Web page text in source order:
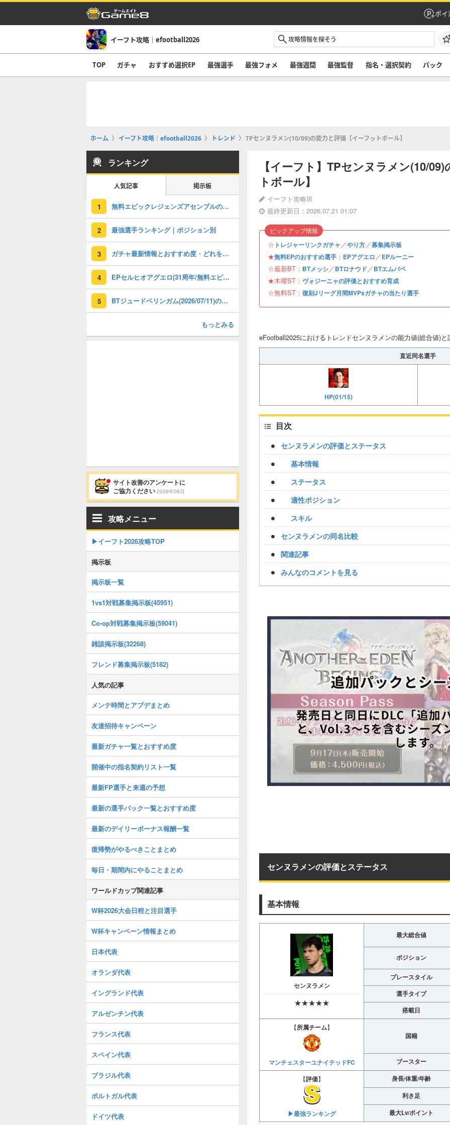
ポイ
イーフト攻略｜efootball2026
TOP ガチャ おすすめ選択EP 最強選手 最強フォメ 最強週間 最強監督 指名・選択契約 パック
ホーム イーフト攻略｜efootball2026 トレンド TPセンヌラメン(10/09)の能力と評価【イーフットボール】
【イーフト】TPセンヌラメン(10/
トボール】
イーフト攻略班
最終更新日：2026.07.21 01:07
☆ トレジャーリンクガチャ／やり方／募集掲示板
★無料EPのおすすめ選手 ： EPアグエロ／EPルーニー
☆最新BT： BTメッシ／BTロナウド／BTエムバペ
★木曜ST： ヴォジーニャの評価とおすすめ育成
☆無料ST： 復刻Jリーグ月間MVPsガチャの当たり選手
ピックアップ情報
eFootball2025におけるトレンドセンヌラメンの能力値(総合値)と
直近同名選手
HP(01/15)
目次
センヌラメンの評価とステータス
基本情報
ステータス
適性ポジション
スキル
センヌラメンの同名比較
関連記事
みんなのコメントを見る
センヌラメンの評価とステータス
基本情報
センヌラメン
★★★★★
最大総合値
ポジション
プレースタイル
選手タイプ
搭載日
【所属チーム】
マンチェスターユナイテッドFC
国籍
ブースター
【評価】
▶︎最強ランキング
身長/体重/年齢
利き足
最大Lv/ポイント
ランキング
人気記事 掲示板
1 無料エピックレジェンズアセンブルのおすすめ選択(当たり)選手ランキングと引き方
2 最強選手ランキング｜ポジション別
3 ガチャ最新情報とおすすめ度・どれを引くべき？
4 EPセルヒオアグエロ(31周年/無料エピック)の評価とおすすめ育成・スキル追加
5 BTジュードベリンガム(2026/07/11)の評価とおすすめ育成・スキル追加
もっとみる
サイト改善のアンケートに
ご協力ください 2026年08月
攻略メニュー
▶イーフト2026攻略TOP
掲示板
掲示板一覧
1vs1対戦募集掲示板(45951)
Co-op対戦募集掲示板(59041)
雑談掲示板(32268)
フレンド募集掲示板(5182)
人気の記事
メンテ時間とアプデまとめ
友達招待キャンペーン
最新ガチャ一覧とおすすめ度
開催中の指名契約リスト一覧
最新FP選手と来週の予想
最新の選手パック一覧とおすすめ度
最新のデイリーボーナス報酬一覧
復帰勢がやるべきことまとめ
毎日・期間内にやることまとめ
ワールドカップ関連記事
W杯2026大会日程と注目選手
W杯キャンペーン情報まとめ
日本代表
オランダ代表
イングランド代表
アルゼンチン代表
フランス代表
スペイン代表
ブラジル代表
ポルトガル代表
ドイツ代表